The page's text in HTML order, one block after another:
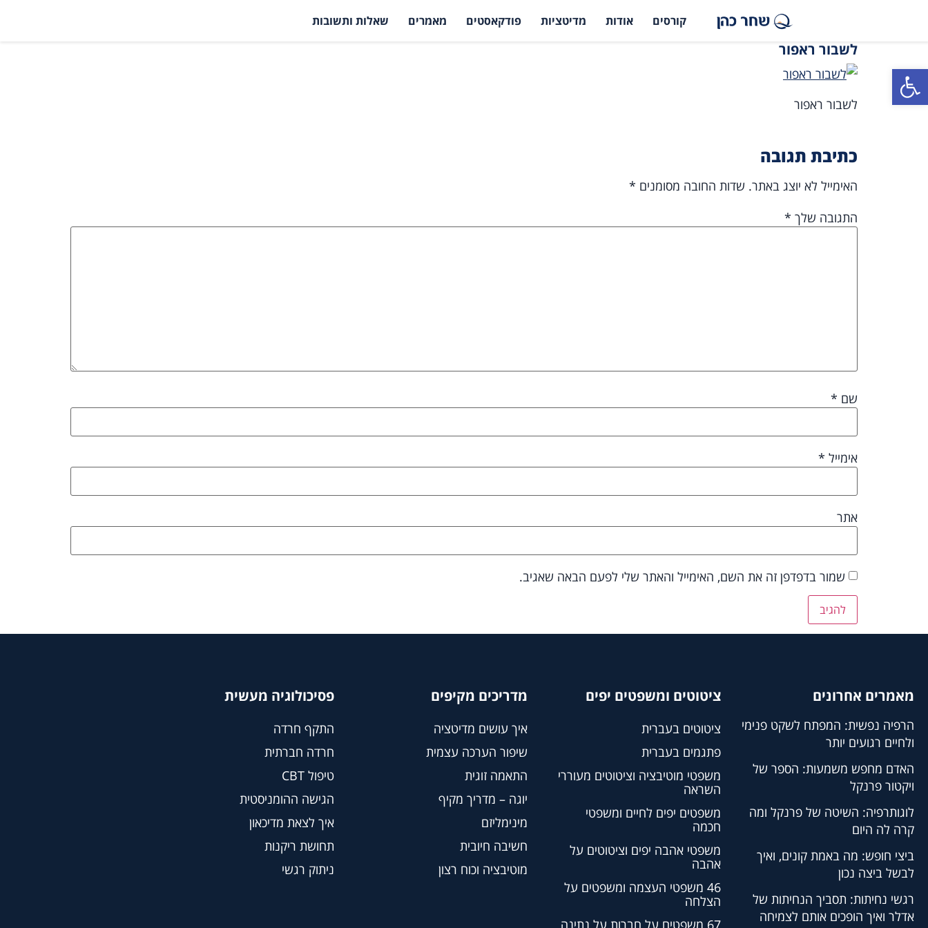
פתח סרגל נגישות
קורסים אודות מדיטציות פודקאסטים מאמרים שאלות ותשובות
לשבור ראפור
לשבור ראפור
כתיבת תגובה
האימייל לא יוצג באתר. שדות החובה מסומנים *
התגובה שלך *
שם *
אימייל *
אתר
שמור בדפדפן זה את השם, האימייל והאתר שלי לפעם הבאה שאגיב.
מאמרים אחרונים
הרפיה נפשית: המפתח לשקט פנימי
ולחיים רגועים יותר
האדם מחפש משמעות: הספר של
ויקטור פרנקל
לוגותרפיה: השיטה של פרנקל ומה
קרה לה היום
ביצי חופש: מה באמת קונים, ואיך
לבשל ביצה נכון
רגשי נחיתות: תסביך הנחיתות של
אדלר ואיך הופכים אותם לצמיחה
ציטוטים ומשפטים יפים
ציטוטים בעברית
פתגמים בעברית
משפטי מוטיבציה וציטוטים מעוררי
השראה
משפטים יפים לחיים ומשפטי
חכמה
משפטי אהבה יפים וציטוטים על
אהבה
46 משפטי העצמה ומשפטים על
הצלחה
מדריכים מקיפים
איך עושים מדיטציה
שיפור הערכה עצמית
התאמה זוגית
יוגה – מדריך מקיף
מינימליזם
חשיבה חיובית
מוטיבציה וכוח רצון
פסיכולוגיה מעשית
התקף חרדה
חרדה חברתית
טיפול CBT
הגישה ההומניסטית
איך לצאת מדיכאון
תחושת ריקנות
ניתוק רגשי